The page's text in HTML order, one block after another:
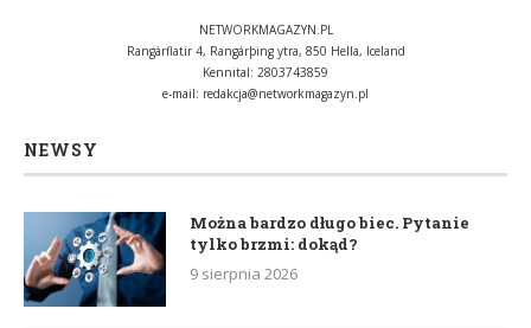
NETWORKMAGAZYN.PL
Rangárflatir 4, Rangárþing ytra, 850 Hella, Iceland
Kennital: 2803743859
e-mail: redakcja@networkmagazyn.pl
NEWSY
Można bardzo długo biec. Pytanie
tylko brzmi: dokąd?
9 sierpnia 2026